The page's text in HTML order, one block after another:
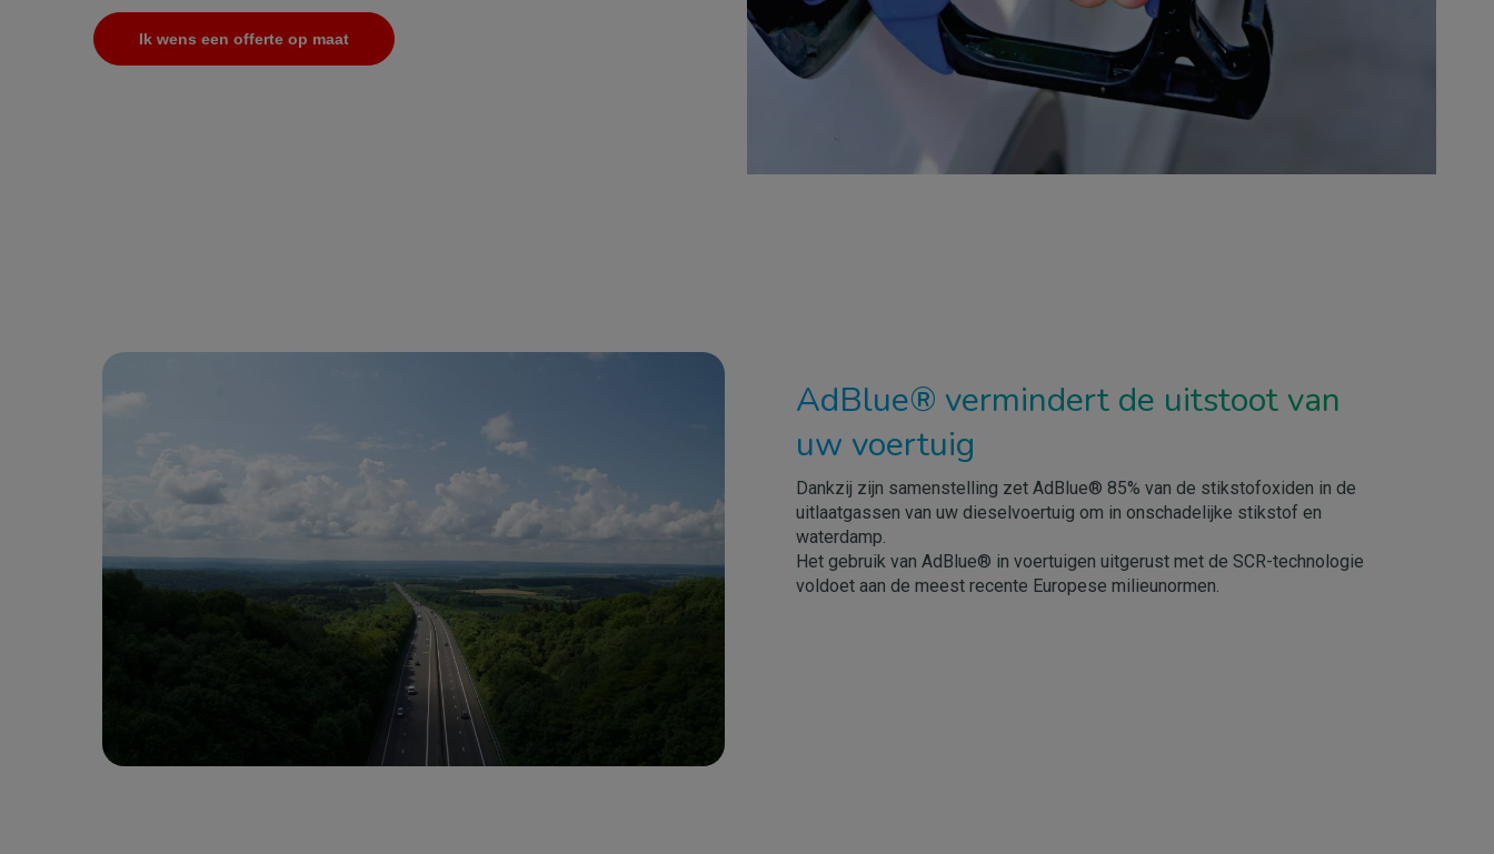
Ik wens een offerte op maat
Afbeelding
AdBlue® vermindert de uitstoot van
uw voertuig
Dankzij zijn samenstelling zet AdBlue® 85% van de stikstofoxiden in de
uitlaatgassen van uw dieselvoertuig om in onschadelijke stikstof en
waterdamp.
Het gebruik van AdBlue® in voertuigen uitgerust met de SCR-technologie
voldoet aan de meest recente Europese milieunormen.